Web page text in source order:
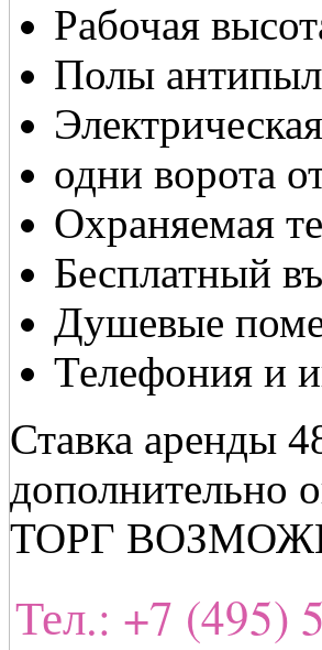
Рабочая
Полы
одни ворота
Охраняемая
Бесплатный
Душевые
Телефония и
Ставка аренды
дополнительно
ТОРГ
Тел.: +7 (495)